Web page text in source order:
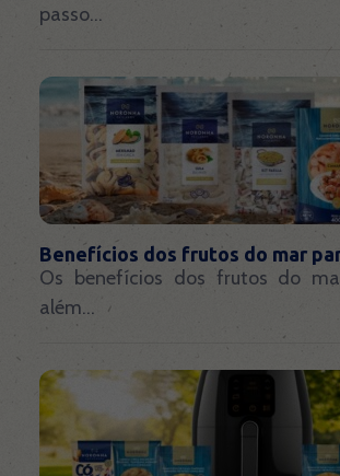
passo...
Benefícios dos frutos do mar
Os benefícios dos frutos do
além...